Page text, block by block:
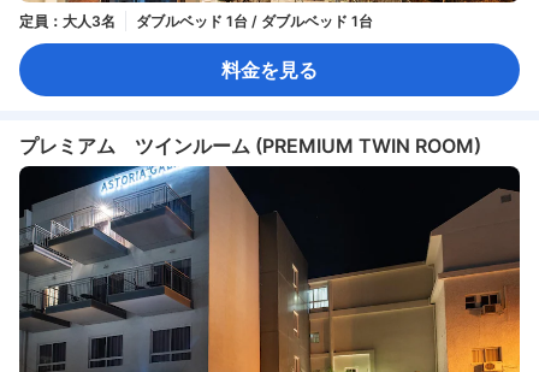
定員：大人3名 ダブルベッド 1台 / ダブルベッド 1台
料金を見る
プレミアム ツインルーム (PREMIUM TWIN ROOM)